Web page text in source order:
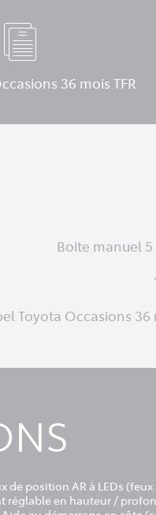
36 mois TFR
Boite manuel
Toyota Occasions 36
de position AR à LEDs
réglable en hauteur /